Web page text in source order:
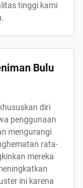
tinggi kami
Bulu
diri
penggunaan
mengurangi
rata-
mereka
ini karena